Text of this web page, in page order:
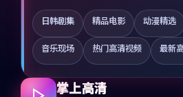
日韩剧集 精品电影 动漫精选
音乐现场 热门高清视频 最新
掌上高清